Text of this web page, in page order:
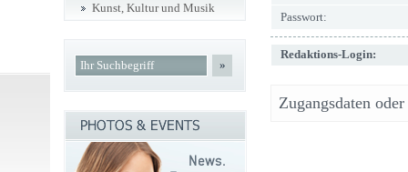
Passwort:
Redaktions-Login:
Zugangsdaten
Kunst, Kultur und Musik
»